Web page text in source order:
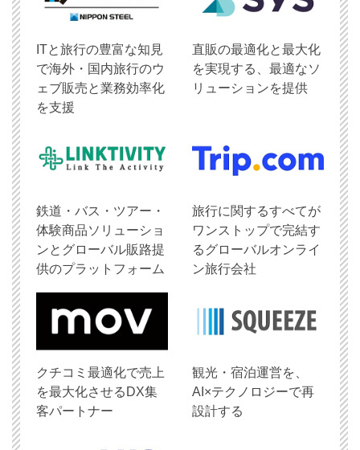
ITと旅行の豊富な知見
で海外・国内旅行のウ
ェブ販売と業務効率化
を支援
直販の最適化と最大化
を実現する、最適なソ
リューションを提供
鉄道・バス・ツアー・
体験商品ソリューショ
ンとグローバル販路提
供のプラットフォーム
旅行に関するすべてが
ワンストップで完結す
るグローバルオンライ
ン旅行会社
クチコミ最適化で売上
を最大化させるDX集
客パートナー
観光・宿泊運営を、
AI×テクノロジーで再
設計する